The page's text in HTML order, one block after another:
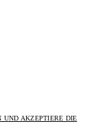
UND AKZEPTIERE DIE